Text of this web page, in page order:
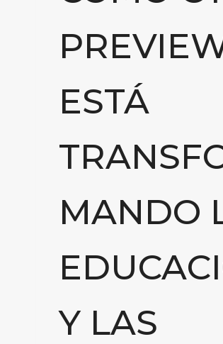
ESTÁ
MANDO
Y LAS